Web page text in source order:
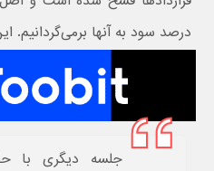
درصد سود به آنها برمی‌گردانیم.
جلسه دیگری با